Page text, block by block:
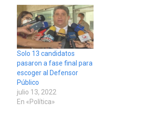
Solo 13 candidatos
pasaron a fase final para
escoger al Defensor
Público
julio 13, 2022
En «Política»